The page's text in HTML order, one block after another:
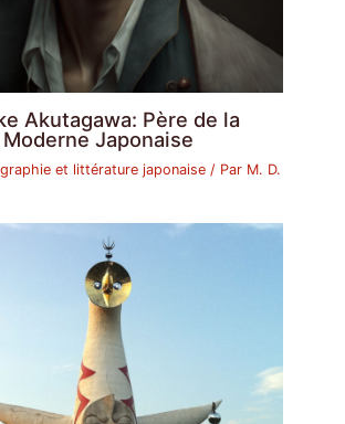
Akutagawa: Père de la
Japonaise
et littérature japonaise / Par M. D.